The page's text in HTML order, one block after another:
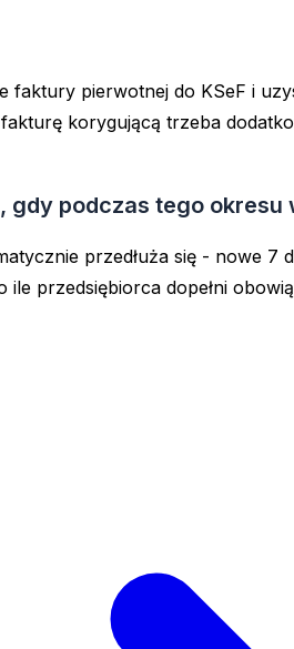
pierwotnej do KSeF i
korygującą trzeba
podczas tego
przedłuża się - nowe 7
przedsiębiorca dopełni